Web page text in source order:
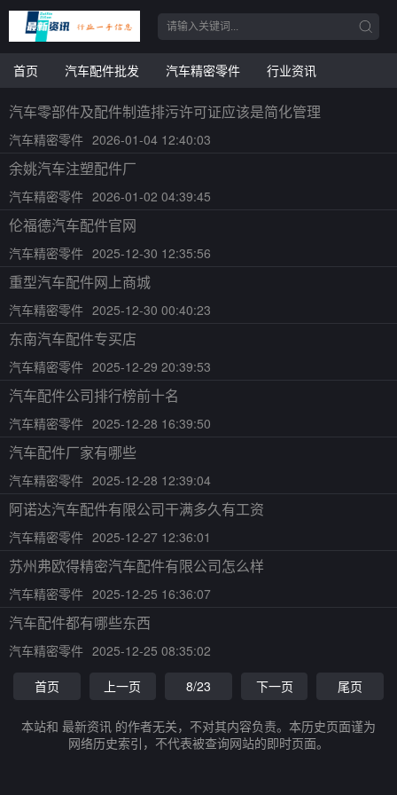
首页 汽车配件批发 汽车精密零件 行业资讯
汽车零部件及配件制造排污许可证应该是简化管理
汽车精密零件 2026-01-04 12:40:03
余姚汽车注塑配件厂
汽车精密零件 2026-01-02 04:39:45
伦福德汽车配件官网
汽车精密零件 2025-12-30 12:35:56
重型汽车配件网上商城
汽车精密零件 2025-12-30 00:40:23
东南汽车配件专买店
汽车精密零件 2025-12-29 20:39:53
汽车配件公司排行榜前十名
汽车精密零件 2025-12-28 16:39:50
汽车配件厂家有哪些
汽车精密零件 2025-12-28 12:39:04
阿诺达汽车配件有限公司干满多久有工资
汽车精密零件 2025-12-27 12:36:01
苏州弗欧得精密汽车配件有限公司怎么样
汽车精密零件 2025-12-25 16:36:07
汽车配件都有哪些东西
汽车精密零件 2025-12-25 08:35:02
首页
上一页 8/23 下一页 尾页
本站和 最新资讯 的作者无关，不对其内容负责。本历史页面谨为
网络历史索引，不代表被查询网站的即时页面。